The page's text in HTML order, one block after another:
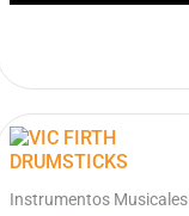
Instrumentos Musicales